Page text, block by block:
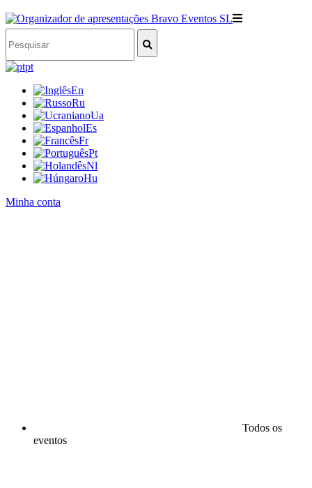
pt
En
Ru
Ua
Es
Fr
Pt
Nl
Hu
Minha conta
Todos os
eventos